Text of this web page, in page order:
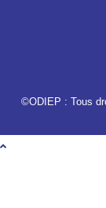
©ODIEP : Tous